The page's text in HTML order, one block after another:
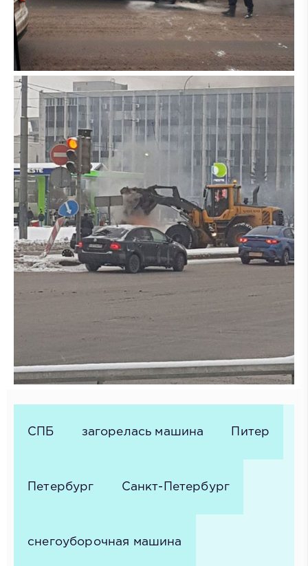
СПБ загорелась машина Питер
Петербург Санкт-Петербург
снегоуборочная машина